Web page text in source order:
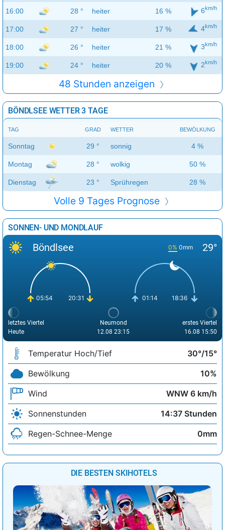
16:00 28 ° heiter 16 % 6km/h
17:00 27 ° heiter 17 % 4km/h
18:00 26 ° heiter 21 % 3km/h
19:00 24 ° heiter 20 % 2km/h
48 Stunden anzeigen
BÖNDLSEE WETTER 3 TAGE
TAG GRAD WETTER BEWÖLKUNG
Sonntag 29 ° sonnig 4 %
Montag 28 ° wolkig 50 %
Dienstag 23 ° Sprühregen 28 %
Volle 9 Tages Prognose
SONNEN- UND MONDLAUF
Böndlsee 0% 0mm 29°
05:54 20:31 01:14 18:36
letztes Viertel
Heute
Neumond
12.08 23:15
erstes Viertel
16.08 15:50
Temperatur Hoch/Tief
30°/15°
Bewölkung
10%
Wind
WNW 6 km/h
Sonnenstunden
14:37 Stunden
Regen-Schnee-Menge
0mm
DIE BESTEN SKIHOTELS